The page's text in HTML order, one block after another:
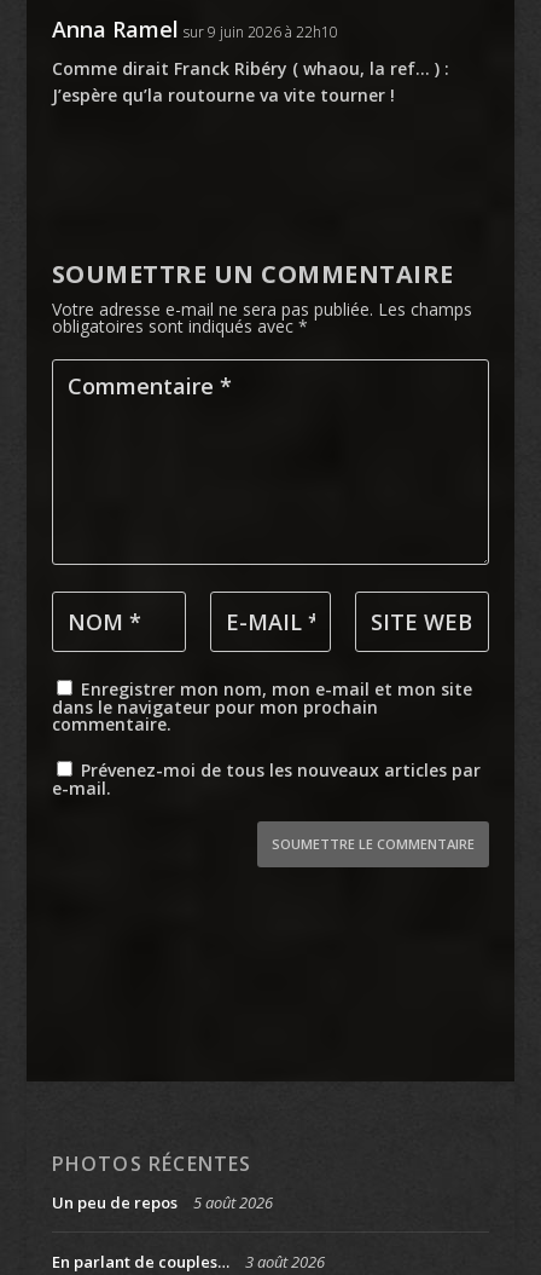
Anna Ramel sur 9 juin 2026 à 22h10
Comme dirait Franck Ribéry ( whaou, la ref… ) :
J’espère qu’la routourne va vite tourner !
SOUMETTRE UN COMMENTAIRE
Votre adresse e-mail ne sera pas publiée. Les champs
obligatoires sont indiqués avec *
Enregistrer mon nom, mon e-mail et mon site
dans le navigateur pour mon prochain
commentaire.
Prévenez-moi de tous les nouveaux articles par
e-mail.
SOUMETTRE LE COMMENTAIRE
PHOTOS RÉCENTES
Un peu de repos 5 août 2026
En parlant de couples… 3 août 2026